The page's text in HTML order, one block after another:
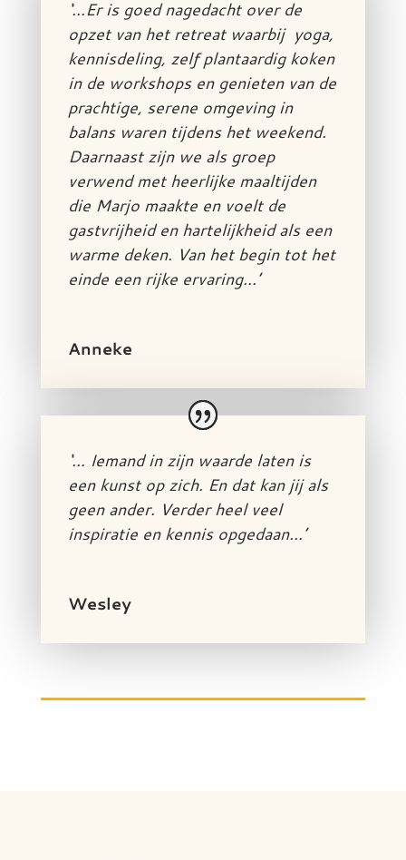
‘…Er is goed nagedacht over de
opzet van het retreat waarbij yoga,
kennisdeling, zelf plantaardig koken
in de workshops en genieten van de
prachtige, serene omgeving in
balans waren tijdens het weekend.
Daarnaast zijn we als groep
verwend met heerlijke maaltijden
die Marjo maakte en voelt de
gastvrijheid en hartelijkheid als een
warme deken. Van het begin tot het
einde een rijke ervaring…’
Anneke
‘… Iemand in zijn waarde laten is
een kunst op zich. En dat kan jij als
geen ander. Verder heel veel
inspiratie en kennis opgedaan…’
Wesley